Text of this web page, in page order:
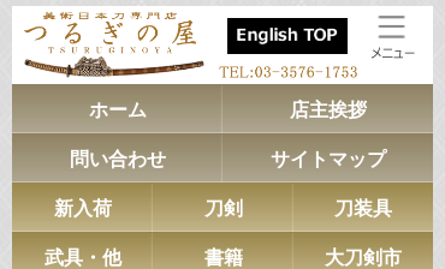
ホーム 店主挨拶
問い合わせ サイトマップ
新入荷 刀剣 刀装具
武具・他 書籍 大刀剣市